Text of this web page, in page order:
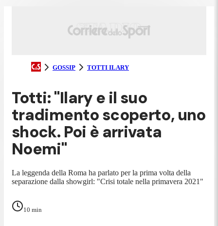
GOSSIP TOTTI ILARY
Totti: "Ilary e il suo
tradimento scoperto, uno
shock. Poi è arrivata
Noemi"
La leggenda della Roma ha parlato per la prima volta della
separazione dalla showgirl: "Crisi totale nella primavera 2021"
10 min